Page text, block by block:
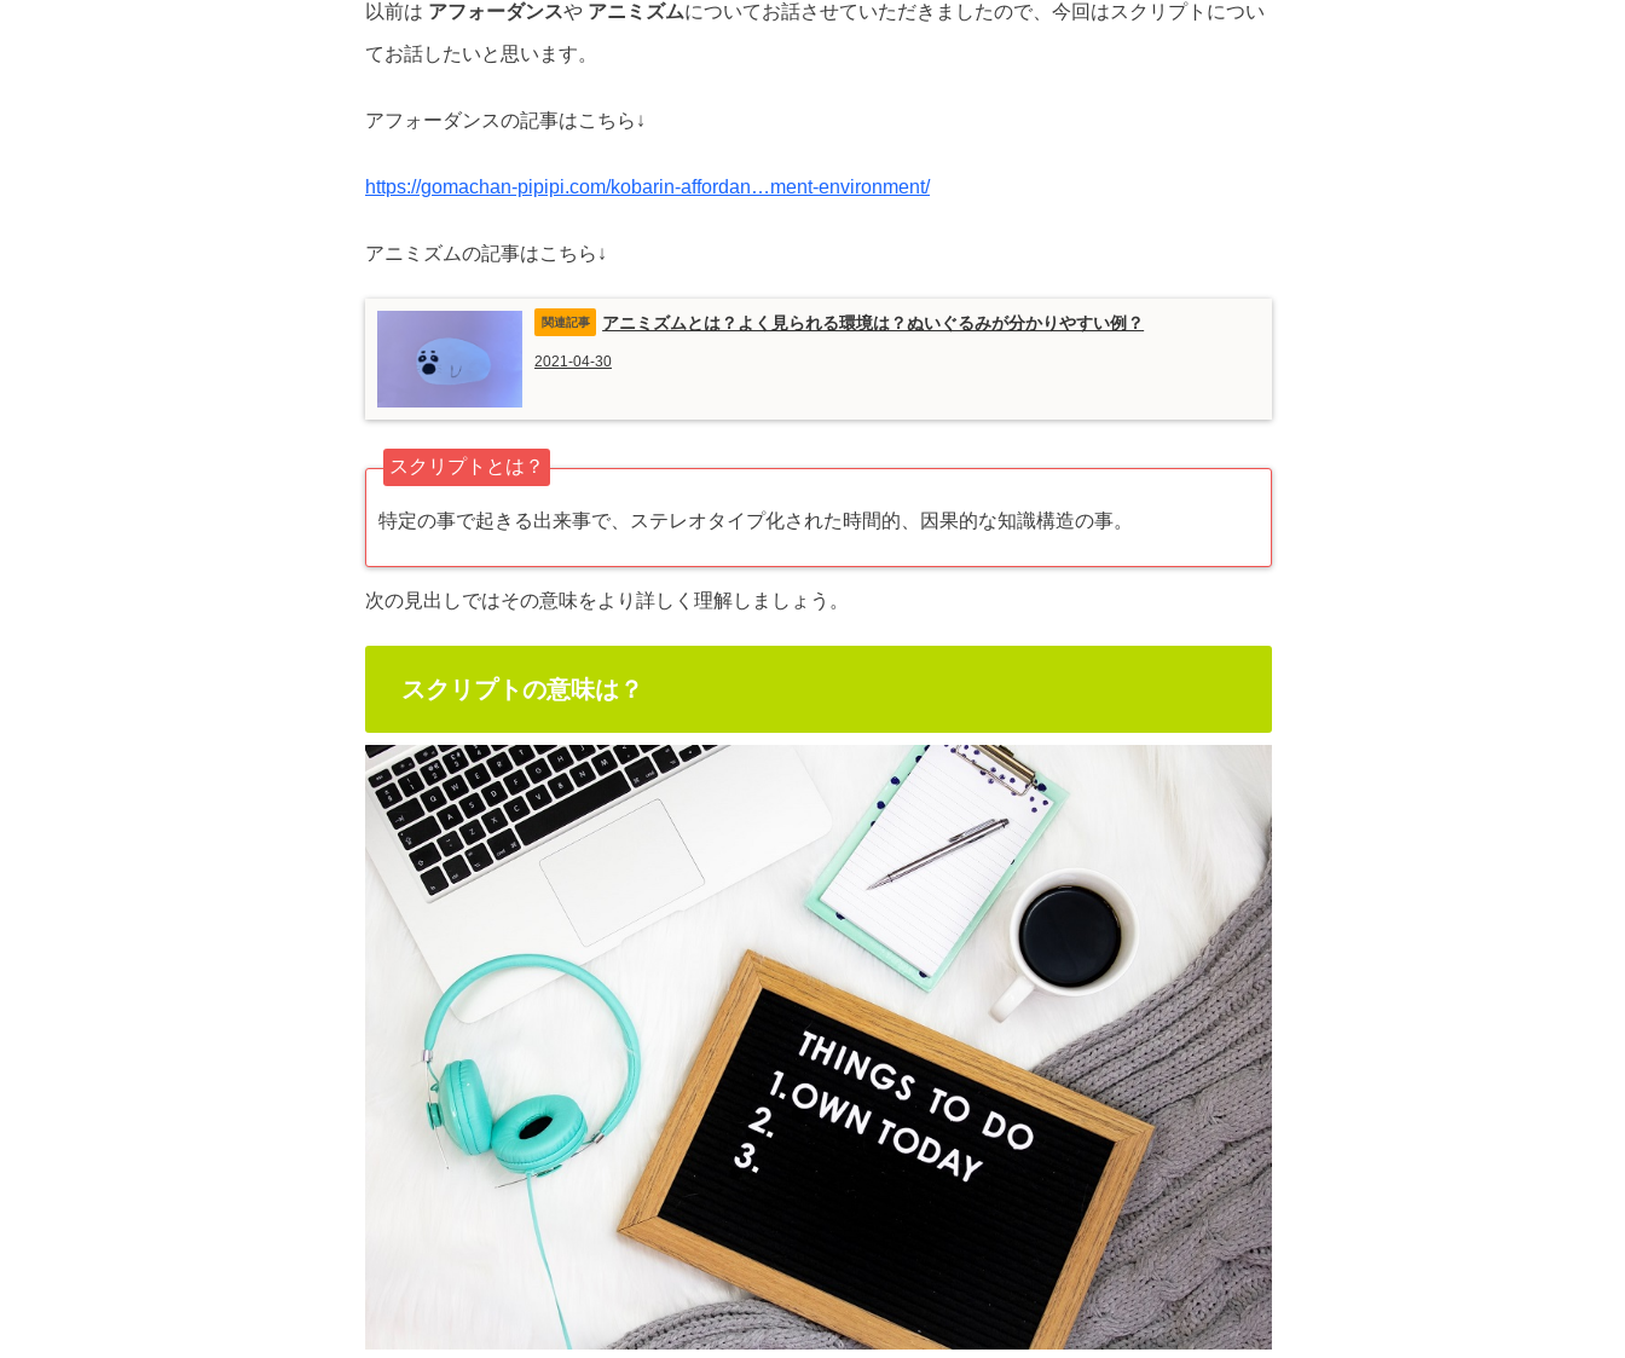
以前は アフォーダンスや アニミズムについてお話させていただきましたので、今回はスクリプトについ
てお話したいと思います。
アフォーダンスの記事はこちら↓
https://gomachan-pipipi.com/kobarin-affordan…ment-environment/
アニミズムの記事はこちら↓
アニミズムとは？よく見られる環境は？ぬいぐるみが分かりやすい例？
2021-04-30
スクリプトとは？
特定の事で起きる出来事で、ステレオタイプ化された時間的、因果的な知識構造の事。
次の見出しではその意味をより詳しく理解しましょう。
スクリプトの意味は？